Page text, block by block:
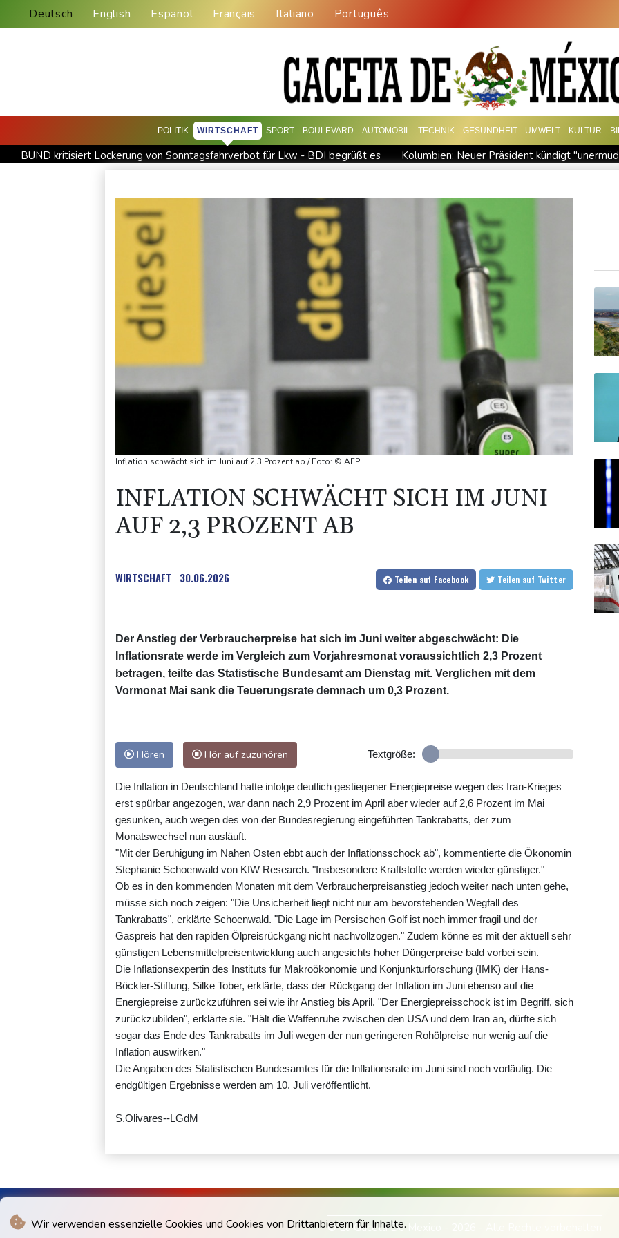
Wir verwenden essenzielle Cookies und Cookies von Drittanbietern für Inhalte.
Deutsch English Español Français Italiano Português
POLITIK WIRTSCHAFT SPORT BOULEVARD AUTOMOBIL TECHNIK GESUNDHEIT UMWELT KULTUR
BUND kritisiert Lockerung von Sonntagsfahrverbot für Lkw - BDI begrüßt es
Kolumbien: Neuer Präsident kündigt
Abholzung im Amazonas auf niedrigstem Stand seit einem Jahrzehnt
Frei: Über Beteiligung an AfD-Regierung entscheidet
US-Senat stimmt für umfassendes Sanktionspaket gegen Russland
"Rente mit 63": Unionsfraktionschef Frei offen für
Ceuta-Andrang: EU fordert von Meta und Tiktok Vorgehen gegen Falschinformationen
Rechter Hardliner De la Espriella
Inflation schwächt sich im Juni auf 2,3 Prozent ab / Foto: © AFP
INFLATION SCHWÄCHT SICH IM JUNI
AUF 2,3 PROZENT AB
WIRTSCHAFT 30.06.2026 Teilen auf Facebook Teilen auf Twitter
Der Anstieg der Verbraucherpreise hat sich im Juni weiter abgeschwächt: Die
Inflationsrate werde im Vergleich zum Vorjahresmonat voraussichtlich 2,3 Prozent
betragen, teilte das Statistische Bundesamt am Dienstag mit. Verglichen mit dem
Vormonat Mai sank die Teuerungsrate demnach um 0,3 Prozent.
Hören Hör auf zuzuhören Textgröße:
Die Inflation in Deutschland hatte infolge deutlich gestiegener Energiepreise wegen des Iran-Krieges
erst spürbar angezogen, war dann nach 2,9 Prozent im April aber wieder auf 2,6 Prozent im Mai
gesunken, auch wegen des von der Bundesregierung eingeführten Tankrabatts, der zum
Monatswechsel nun ausläuft.
"Mit der Beruhigung im Nahen Osten ebbt auch der Inflationsschock ab", kommentierte die Ökonomin
Stephanie Schoenwald von KfW Research. "Insbesondere Kraftstoffe werden wieder günstiger."
Ob es in den kommenden Monaten mit dem Verbraucherpreisanstieg jedoch weiter nach unten gehe,
müsse sich noch zeigen: "Die Unsicherheit liegt nicht nur am bevorstehenden Wegfall des
Tankrabatts", erklärte Schoenwald. "Die Lage im Persischen Golf ist noch immer fragil und der
Gaspreis hat den rapiden Ölpreisrückgang nicht nachvollzogen." Zudem könne es mit der aktuell sehr
günstigen Lebensmittelpreisentwicklung auch angesichts hoher Düngerpreise bald vorbei sein.
Die Inflationsexpertin des Instituts für Makroökonomie und Konjunkturforschung (IMK) der Hans-
Böckler-Stiftung, Silke Tober, erklärte, dass der Rückgang der Inflation im Juni ebenso auf die
Energiepreise zurückzuführen sei wie ihr Anstieg bis April. "Der Energiepreisschock ist im Begriff, sich
zurückzubilden", erklärte sie. "Hält die Waffenruhe zwischen den USA und dem Iran an, dürfte sich
sogar das Ende des Tankrabatts im Juli wegen der nun geringeren Rohölpreise nur wenig auf die
Inflation auswirken."
Die Angaben des Statistischen Bundesamtes für die Inflationsrate im Juni sind noch vorläufig. Die
endgültigen Ergebnisse werden am 10. Juli veröffentlicht.
S.Olivares--LGdM
© La Gaceta De Mexico - 2026 - Alle Rechte vorbehalten